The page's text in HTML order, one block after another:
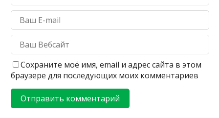
Сохраните моё имя, email и адрес сайта в этом
браузере для последующих моих комментариев